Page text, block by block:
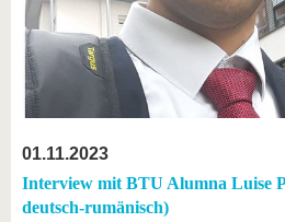
01.11.2023
Interview mit BTU Alumna Luise
deutsch-rumänisch)